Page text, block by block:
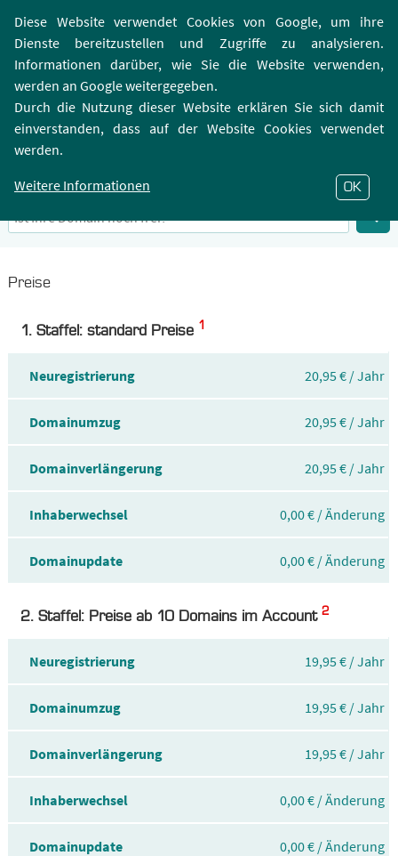
Diese Website verwendet Cookies von Google, um ihre
Dienste bereitzustellen und Zugriffe zu analysieren.
Informationen darüber, wie Sie die Website verwenden,
werden an Google weitergegeben.
Durch die Nutzung dieser Website erklären Sie sich damit
einverstanden, dass auf der Website Cookies verwendet
werden.
Weitere Informationen
OK
.DIET-Domain
Preise
1. Staffel: standard Preise 1
Neuregistrierung 20,95 € / Jahr
Domainumzug 20,95 € / Jahr
Domainverlängerung 20,95 € / Jahr
Inhaberwechsel 0,00 € / Änderung
Domainupdate 0,00 € / Änderung
2. Staffel: Preise ab 10 Domains im Account 2
Neuregistrierung 19,95 € / Jahr
Domainumzug 19,95 € / Jahr
Domainverlängerung 19,95 € / Jahr
Inhaberwechsel 0,00 € / Änderung
Domainupdate 0,00 € / Änderung